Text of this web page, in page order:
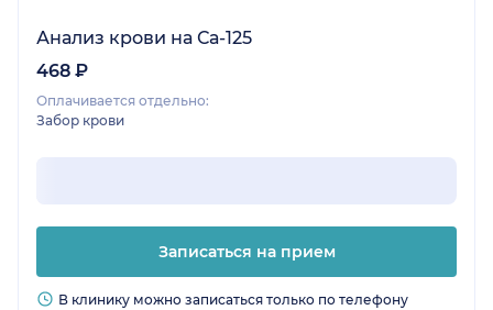
Анализ крови на Са-125
468 ₽
Оплачивается отдельно:
Забор крови
Записаться на прием
В клинику можно записаться только по телефону